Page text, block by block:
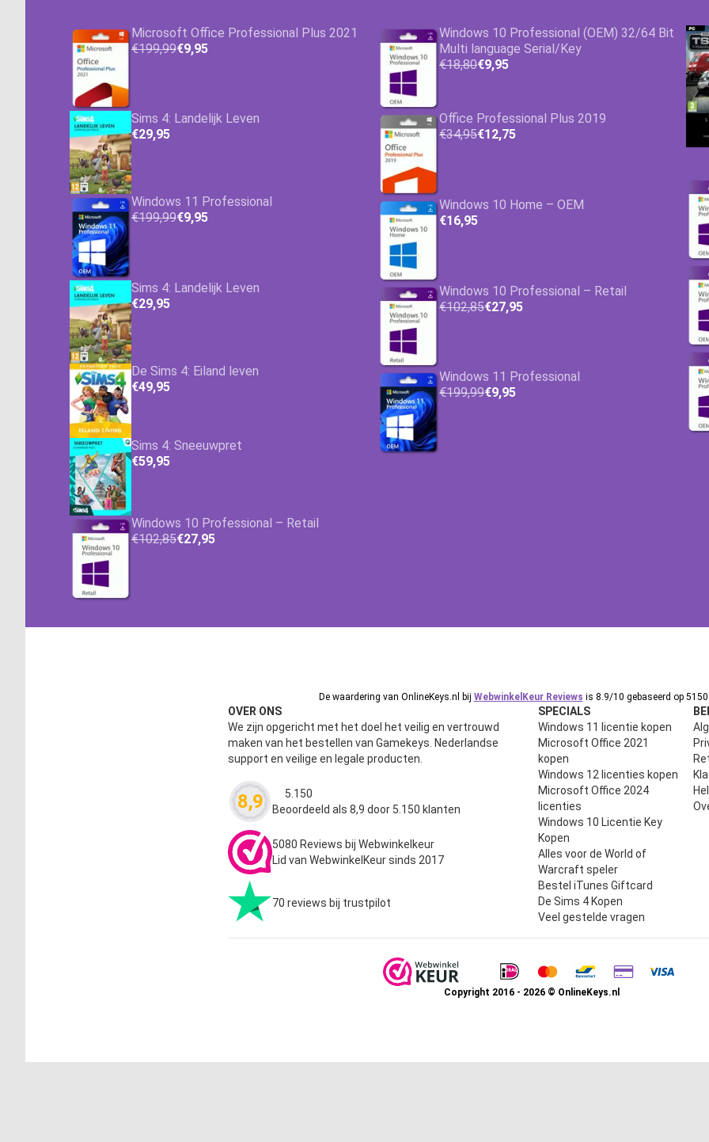
Microsoft Office Professional Plus 2021
€199,99€9,95
Sims 4: Landelijk Leven
€29,95
Windows 11 Professional
€199,99€9,95
Sims 4: Landelijk Leven
€29,95
De Sims 4: Eiland leven
€49,95
Sims 4: Sneeuwpret
€59,95
Windows 10 Professional – Retail
€102,85€27,95
Windows 10 Professional (OEM) 32/64 Bit
Multi language Serial/Key
€18,80€9,95
Office Professional Plus 2019
€34,95€12,75
Windows 10 Home – OEM
€16,95
Windows 10 Professional – Retail
€102,85€27,95
Windows 11 Professional
€199,99€9,95
De waardering van OnlineKeys.nl bij WebwinkelKeur Reviews is 8.9/10 gebaseerd op 5150
OVER ONS
We zijn opgericht met het doel het veilig en vertrouwd
maken van het bestellen van Gamekeys. Nederlandse
support en veilige en legale producten.
8,9 Waardering
5.150
Beoordeeld als 8,9 door 5.150 klanten
5080 Reviews bij Webwinkelkeur
Lid van WebwinkelKeur sinds 2017
70 reviews bij trustpilot
SPECIALS
Windows 11 licentie kopen
Microsoft Office 2021
kopen
Windows 12 licenties kopen
Microsoft Office 2024
licenties
Windows 10 Licentie Key
Kopen
Alles voor de World of
Warcraft speler
Bestel iTunes Giftcard
De Sims 4 Kopen
Veel gestelde vragen
Copyright 2016 - 2026 © OnlineKeys.nl